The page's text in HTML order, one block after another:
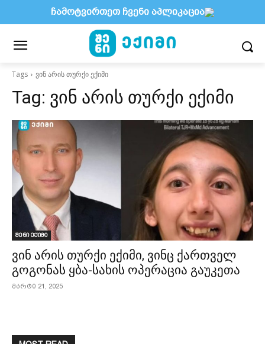
Tags ვინ არის თურქი ექიმი
Tag: ვინ არის თურქი ექიმი
შენი ექიმი
ვინ არის თურქი ექიმი, ვინც ქართველ
გოგონას ყბა-სახის ოპერაცია გაუკეთა
მარტი 21, 2025
ჩამოტვირთეთ ჩვენი აპლიკაცია